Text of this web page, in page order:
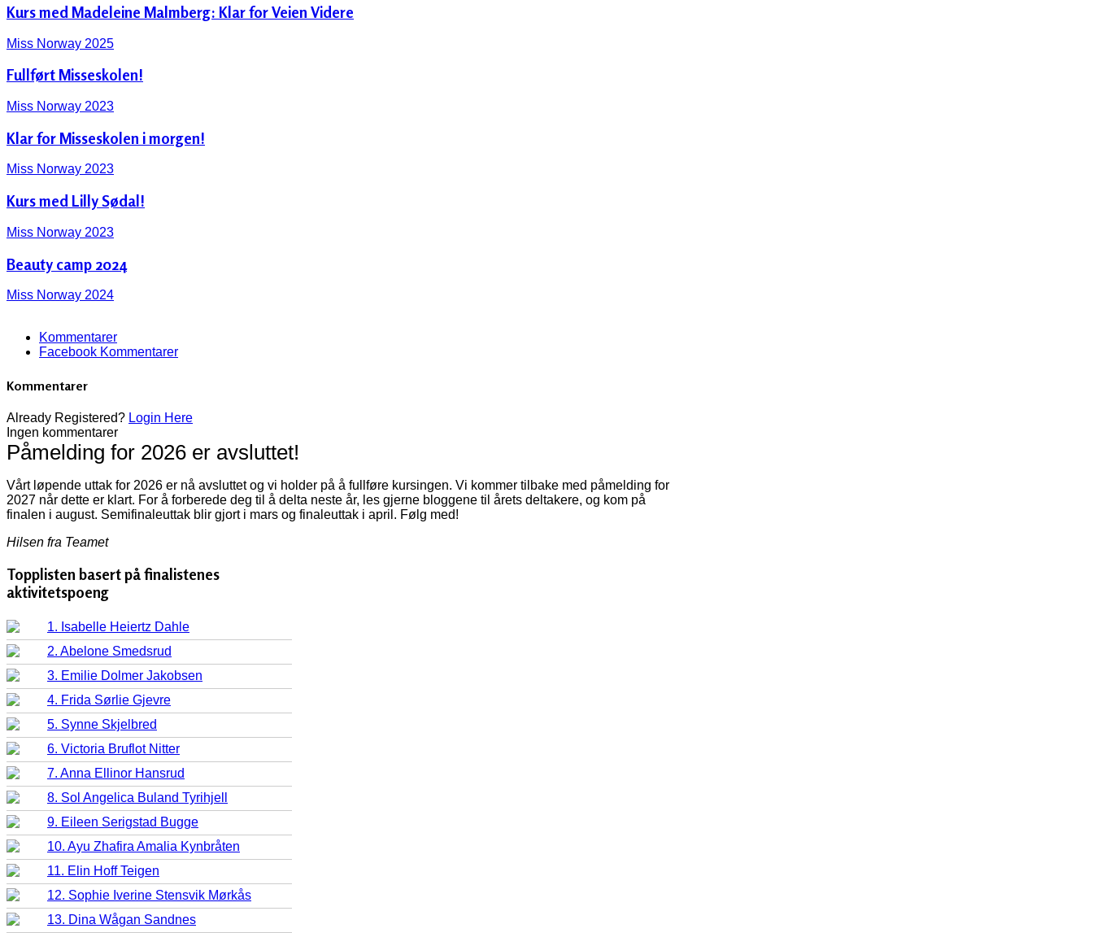
Kurs med Madeleine Malmberg: Klar for Veien Videre
Miss Norway 2025
Fullført Misseskolen!
Miss Norway 2023
Klar for Misseskolen i morgen!
Miss Norway 2023
Kurs med Lilly Sødal!
Miss Norway 2023
Beauty camp 2024
Miss Norway 2024
Kommentarer
Facebook Kommentarer
Kommentarer
Already Registered? Login Here
Ingen kommentarer
Påmelding for 2026 er avsluttet!
Vårt løpende uttak for 2026 er nå avsluttet og vi holder på å fullføre kursingen. Vi kommer tilbake med påmelding for
2027 når dette er klart. For å forberede deg til å delta neste år, les gjerne bloggene til årets deltakere, og kom på
finalen i august. Semifinaleuttak blir gjort i mars og finaleuttak i april. Følg med!
Hilsen fra Teamet
Topplisten basert på finalistenes
aktivitetspoeng
1. Isabelle Heiertz Dahle
2. Abelone Smedsrud
3. Emilie Dolmer Jakobsen
4. Frida Sørlie Gjevre
5. Synne Skjelbred
6. Victoria Bruflot Nitter
7. Anna Ellinor Hansrud
8. Sol Angelica Buland Tyrihjell
9. Eileen Serigstad Bugge
10. Ayu Zhafira Amalia Kynbråten
11. Elin Hoff Teigen
12. Sophie Iverine Stensvik Mørkås
13. Dina Wågan Sandnes